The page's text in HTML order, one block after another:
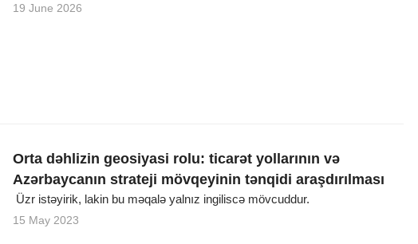
19 June 2026
Orta dəhlizin geosiyasi rolu: ticarət yollarının və
Azərbaycanın strateji mövqeyinin tənqidi araşdırılması
Üzr istəyirik, lakin bu məqalə yalnız ingiliscə mövcuddur.
15 May 2023